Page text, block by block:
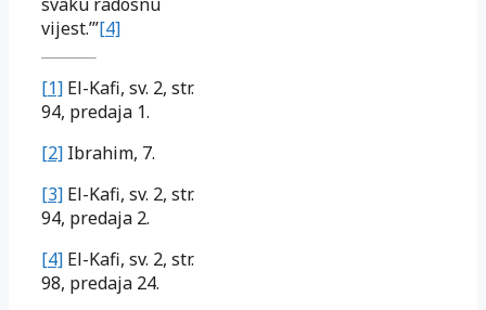
svaku radosnu
vijest.’”[4]
[1] El-Kafi, sv. 2, str.
94, predaja 1.
[2] Ibrahim, 7.
[3] El-Kafi, sv. 2, str.
94, predaja 2.
[4] El-Kafi, sv. 2, str.
98, predaja 24.